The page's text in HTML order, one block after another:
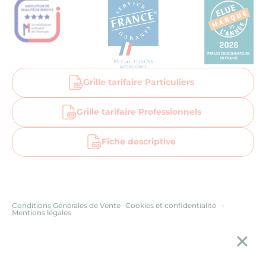
Grille tarifaire Particuliers
Grille tarifaire Professionnels
Fiche descriptive
Conditions Générales de Vente Cookies et confidentialité
Mentions légales